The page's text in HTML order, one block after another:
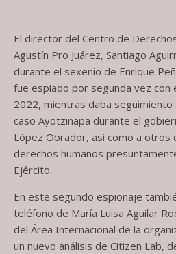
El director del Centro de
Agustín Pro Juárez, Santiago
durante el sexenio de Enrique
fue espiado por segunda vez con
2022, mientras daba seguimiento
caso Ayotzinapa durante el
López Obrador, así como a otros
derechos humanos
Ejército.
En este segundo espionaje
teléfono de María Luisa Aguilar
del Área Internacional de la
un nuevo análisis de Citizen Lab,